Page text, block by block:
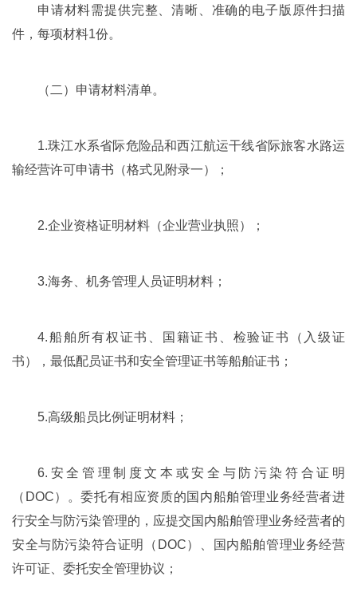
申请材料需提供完整、清晰、准确的电子版原件扫描
件，每项材料1份。
（二）申请材料清单。
1.珠江水系省际危险品和西江航运干线省际旅客水路运
输经营许可申请书（格式见附录一）；
2.企业资格证明材料（企业营业执照）；
3.海务、机务管理人员证明材料；
4.船舶所有权证书、国籍证书、检验证书（入级证
书），最低配员证书和安全管理证书等船舶证书；
5.高级船员比例证明材料；
6.安全管理制度文本或安全与防污染符合证明
（DOC）。委托有相应资质的国内船舶管理业务经营者进
行安全与防污染管理的，应提交国内船舶管理业务经营者的
安全与防污染符合证明（DOC）、国内船舶管理业务经营
许可证、委托安全管理协议；